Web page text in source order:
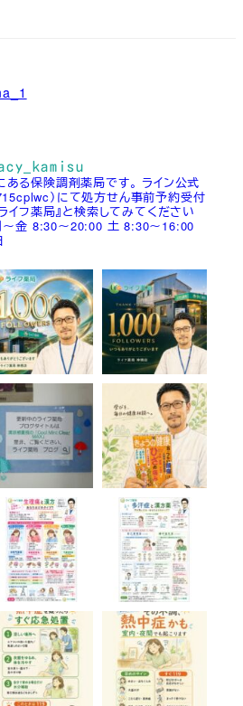
る保険調剤薬局です。 ライン公式
）にて処方せん事前予約受付
イフ薬局』と検索してみてください
～金 8:30～20:00 土 8:30～16:00